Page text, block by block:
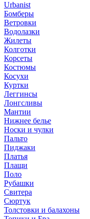
Urbanist
Бомберы
Ветровки
Водолазки
Жилеты
Колготки
Корсеты
Костюмы
Косухи
Куртки
Леггинсы
Лонгсливы
Мантии
Нижнее белье
Носки и чулки
Пальто
Пиджаки
Платья
Плащи
Поло
Рубашки
Свитера
Сюртук
Толстовки и балахоны